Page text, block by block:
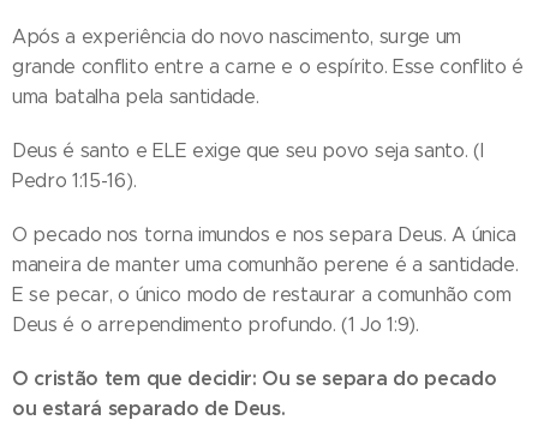
Após a experiência do novo nascimento, surge um
grande conflito entre a carne e o espírito. Esse conflito é
uma batalha pela santidade.
Deus é santo e ELE exige que seu povo seja santo. (I
Pedro 1:15-16).
O pecado nos torna imundos e nos separa Deus. A única
maneira de manter uma comunhão perene é a santidade.
E se pecar, o único modo de restaurar a comunhão com
Deus é o arrependimento profundo. (1 Jo 1:9).
O cristão tem que decidir: Ou se separa do pecado
ou estará separado de Deus.